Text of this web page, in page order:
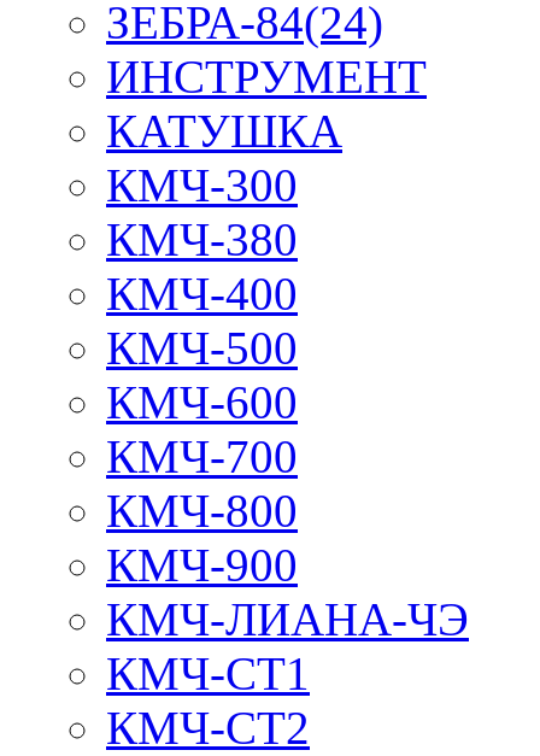
ЗЕБРА-84(24)
ИНСТРУМЕНТ
КАТУШКА
КМЧ-300
КМЧ-380
КМЧ-400
КМЧ-500
КМЧ-600
КМЧ-700
КМЧ-800
КМЧ-900
КМЧ-ЛИАНА-ЧЭ
КМЧ-СТ1
КМЧ-СТ2